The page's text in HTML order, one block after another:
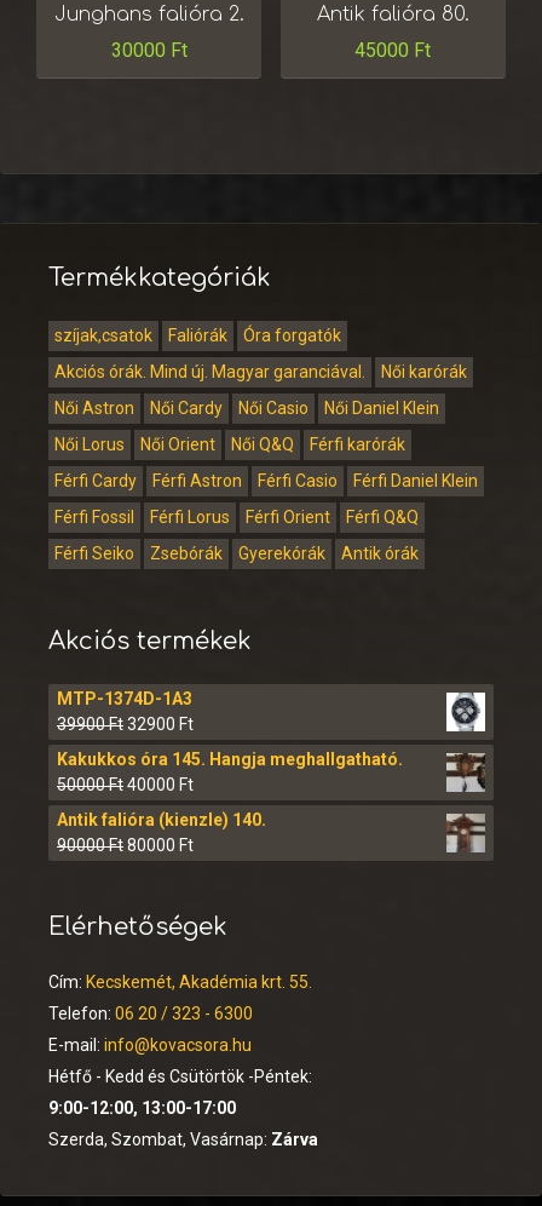
Junghans falióra 2.
30000 Ft
Antik falióra 80.
45000 Ft
Termékkategóriák
szíjak,csatok Faliórák
Óra forgatók
Akciós órák. Mind új. Magyar garanciával.
Női karórák
Női Astron
Női Cardy Női Casio
Női Daniel Klein
Női Lorus
Női Orient Női Q&Q
Férfi karórák
Férfi Cardy
Férfi Astron Férfi Casio
Férfi Daniel Klein
Férfi Fossil
Férfi Lorus Férfi Orient
Férfi Q&Q
Férfi Seiko
Zsebórák Gyerekórák Antik órák
Akciós termékek
MTP-1374D-1A3
39900Ft32900 Ft
Kakukkos óra 145. Hangja meghallgatható.
50000Ft40000 Ft
Antik falióra (kienzle) 140.
90000Ft80000 Ft
Elérhetőségek
Cím: Kecskemét, Akadémia krt. 55.
Telefon: 06 20 / 323 - 6300
E-mail: info@kovacsora.hu
Hétfő - Kedd és Csütörtök -Péntek:
9:00-12:00, 13:00-17:00
Szerda, Szombat, Vasárnap: Zárva